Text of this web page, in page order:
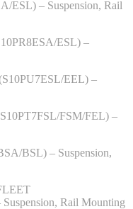
ESL) – Suspension, Rail
ESL) –
EEL) –
FSM/FEL) –
BSL) – Suspension,
Rail Mounting